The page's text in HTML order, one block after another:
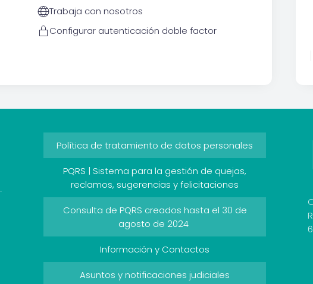
Trabaja con nosotros
Configurar autenticación doble factor
Política de tratamiento de datos personales
PQRS | Sistema para la gestión de quejas,
reclamos, sugerencias y felicitaciones
Consulta de PQRS creados hasta el 30 de
agosto de 2024
Información y Contactos
Asuntos y notificaciones judiciales